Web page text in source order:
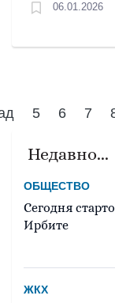
настоятелем
освящен в
освящен
06.01.2026
5 6 7
Недавно...
ОБЩЕСТВО
Сегодня
Ирбите
ЖКХ